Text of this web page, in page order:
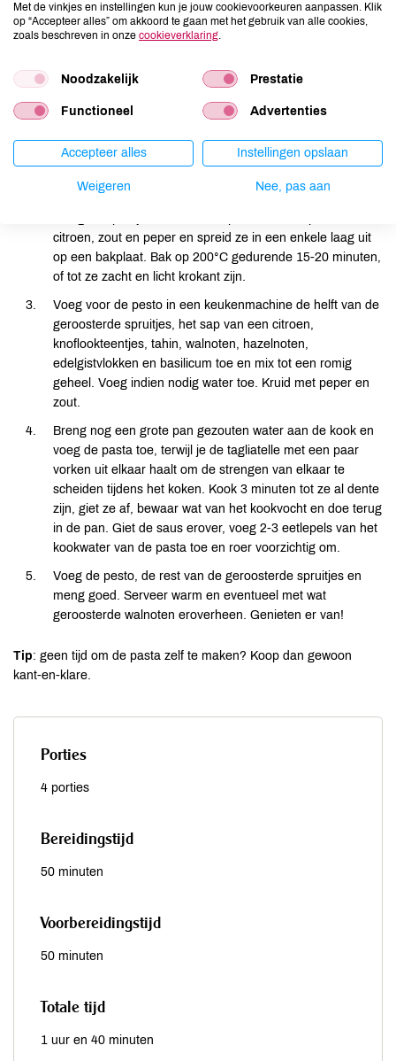
Neem de pastalinten en leg ze op een luchtig hoopje, of
hang ze op aan rekje. Herhaal het rol- en snijproces met
Op dit punt kun je de pasta een paar uur koelen tot je klaar
Begin met het bereiden van je groenten. Snijd de ui in
dunne plakjes en snij de spruitjes in vieren.
citroen, zout en peper en spreid ze in een enkele laag uit
op een bakplaat. Bak op 200°C gedurende 15-20 minuten,
of tot ze zacht en licht krokant zijn.
Voeg voor de pesto in een keukenmachine de helft van de
geroosterde spruitjes, het sap van een citroen,
knoflookteentjes, tahin, walnoten, hazelnoten,
edelgistvlokken en basilicum toe en mix tot een romig
geheel. Voeg indien nodig water toe. Kruid met peper en
zout.
Breng nog een grote pan gezouten water aan de kook en
voeg de pasta toe, terwijl je de tagliatelle met een paar
vorken uit elkaar haalt om de strengen van elkaar te
scheiden tijdens het koken. Kook 3 minuten tot ze al dente
zijn, giet ze af, bewaar wat van het kookvocht en doe terug
in de pan. Giet de saus erover, voeg 2-3 eetlepels van het
kookwater van de pasta toe en roer voorzichtig om.
Voeg de pesto, de rest van de geroosterde spruitjes en
meng goed. Serveer warm en eventueel met wat
geroosterde walnoten eroverheen. Genieten er van!
Tip: geen tijd om de pasta zelf te maken? Koop dan gewoon
kant-en-klare.
Porties
4 porties
Bereidingstijd
50 minuten
Voorbereidingstijd
50 minuten
Totale tijd
1 uur en 40 minuten
Met de vinkjes en instellingen kun je jouw cookievoorkeuren aanpassen. Klik
op “Accepteer alles” om akkoord te gaan met het gebruik van alle cookies,
zoals beschreven in onze cookieverklaring.
Noodzakelijk Prestatie
Functioneel Advertenties
Accepteer alles Instellingen opslaan
Weigeren Nee, pas aan